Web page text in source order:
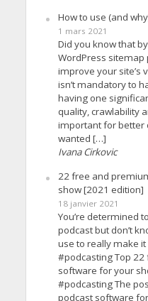
How to use (and
1 mars 2021
Did you know that
WordPress sitemap
improve your site’s
isn’t mandatory to
having one
quality, crawlability
important for better
wanted […]
Ivana Cirkovic
22 free and
show [2021 edition]
18 janvier 2021
You’re determined
podcast but don’t
use to really make it
#podcasting Top
software for your
#podcasting The
podcast software